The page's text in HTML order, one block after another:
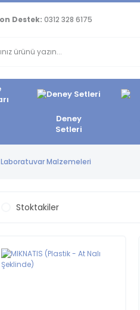
Destek: 0312 328 6175
Deney
Setleri
Laboratuvar Malzemeleri
Stoktakiler